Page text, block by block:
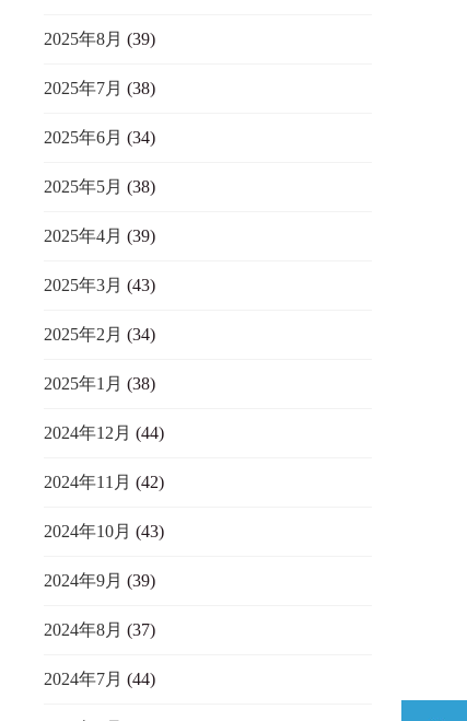
2025年8月 (39)
2025年7月 (38)
2025年6月 (34)
2025年5月 (38)
2025年4月 (39)
2025年3月 (43)
2025年2月 (34)
2025年1月 (38)
2024年12月 (44)
2024年11月 (42)
2024年10月 (43)
2024年9月 (39)
2024年8月 (37)
2024年7月 (44)